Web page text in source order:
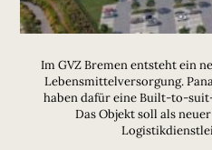
Im GVZ Bremen entsteht ein
Lebensmittelversorgung.
haben dafür eine Built-to-
Das Objekt soll als